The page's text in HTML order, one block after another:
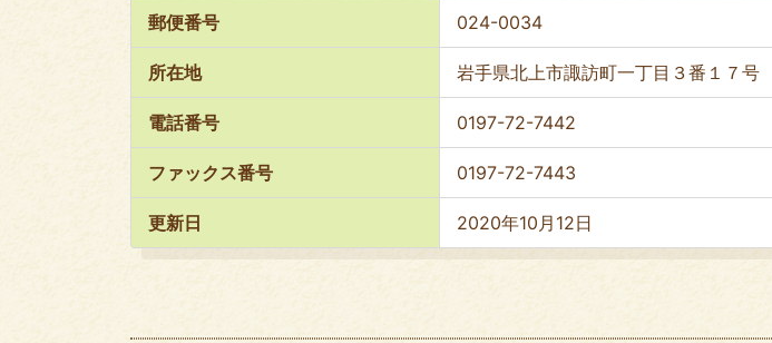
郵便番号 024-0034
所在地 岩手県北上市諏訪町一丁目３番１７号
電話番号 0197-72-7442
ファックス番号 0197-72-7443
更新日 2020年10月12日